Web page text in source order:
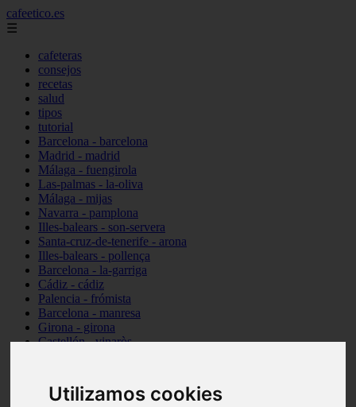
Utilizamos cookies
cafeetico.es
☰
cafeteras
consejos
recetas
salud
tipos
tutorial
Barcelona - barcelona
Madrid - madrid
Málaga - fuengirola
Las-palmas - la-oliva
Málaga - mijas
Navarra - pamplona
Illes-balears - son-servera
Santa-cruz-de-tenerife - arona
Illes-balears - pollença
Barcelona - la-garriga
Cádiz - cádiz
Palencia - frómista
Barcelona - manresa
Girona - girona
Castellón - vinaròs
Málaga - nerja
Girona - blanes